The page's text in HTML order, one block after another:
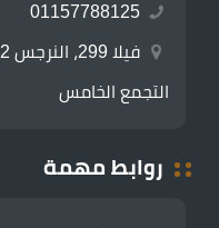
01157788125
التجمع الخامس
روابط مهمة